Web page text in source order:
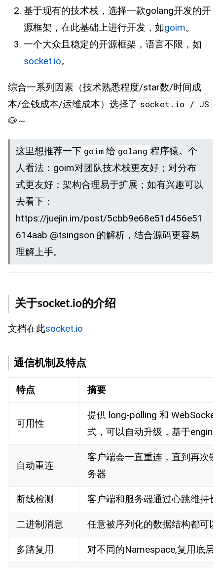
基于现有的技术栈，选择一款golang开发的开
源框架，在此基础上进行开发，如goim。
一个大众且稳定的开源框架，语言不限，如
socket.io。
综合一系列因素（技术熟悉程度/star数/时间成
本/金钱成本/运维成本）选择了 socket.io / JS
🐶～
这里想推荐一下 goim 给 golang 程序猿。个
人看法：goim对团队技术栈更友好；对分布
式更友好；架构合理易于扩展；如有兴趣可以
去看下：
https://juejin.im/post/5cbb9e68e51d456e51
614aab @tsingson 的解析，结合源码更容易
理解上手。
关于socket.io的介绍
文档在此socket.io
通信机制及特点
特点 摘要
可用性
提供 long-polling 和
式，可以自动升级，基于
自动重连
客户端会一直重连，直到再次
务器
断线检测 客户端和服务端通过心跳维持长
二进制消息 任意被序列化的数据结构都可以
多路复用 对不同的Namespace,复用底层